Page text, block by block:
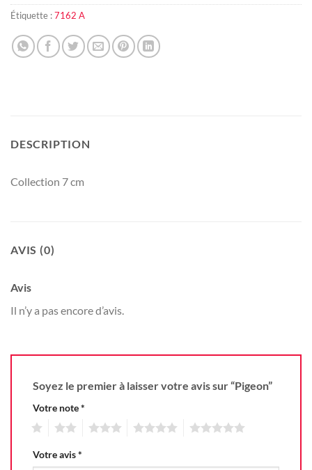
Étiquette :7162 A
DESCRIPTION
Collection 7 cm
AVIS (0)
Avis
Il n’y a pas encore d’avis.
Soyez le premier à laisser votre avis sur “Pigeon”
Votre note*
Votre avis*